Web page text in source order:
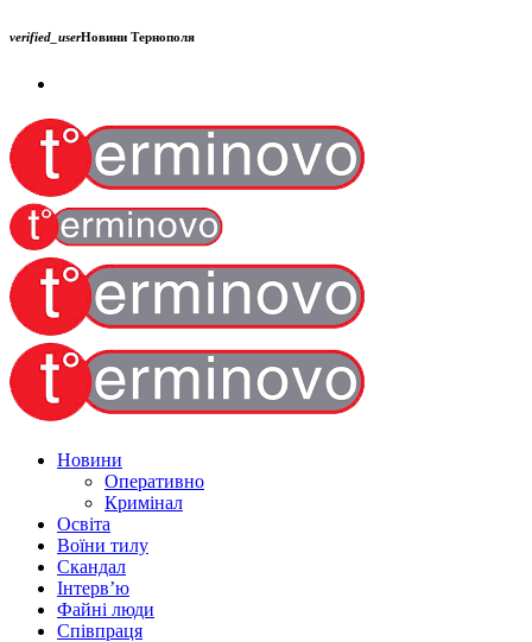
verified_userНовини Тернополя
Новини
Оперативно
Кримінал
Освіта
Воїни тилу
Скандал
Інтерв’ю
Файні люди
Співпраця